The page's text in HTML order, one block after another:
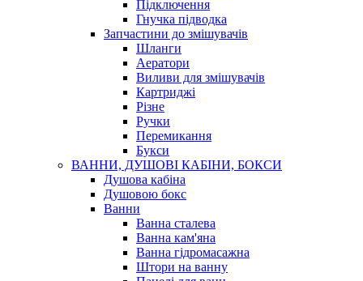
Підключення
Гнучка підводка
Запчастини до змішувачів
Шланги
Аератори
Виливи для змішувачів
Картриджі
Різне
Ручки
Перемикання
Букси
ВАННИ, ДУШОВІ КАБІНИ, БОКСИ
Душова кабіна
Душовою бокс
Ванни
Ванна сталева
Ванна кам'яна
Ванна гідромасажна
Штори на ванну